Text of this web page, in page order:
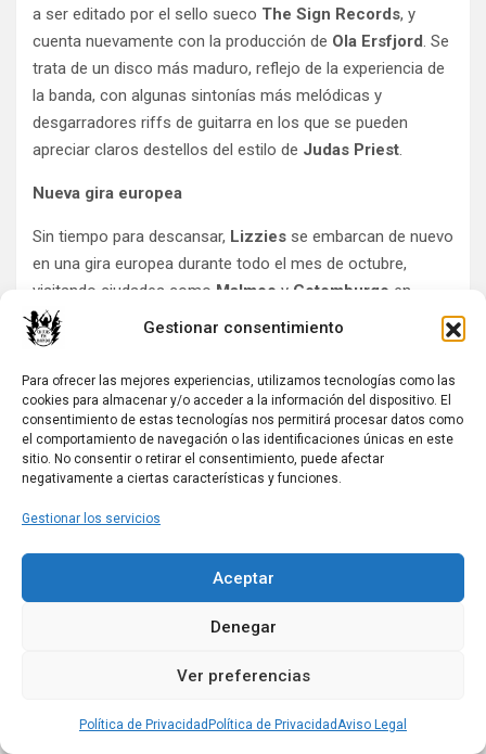
Gestionar consentimiento
Para ofrecer las mejores experiencias, utilizamos tecnologías como las
cookies para almacenar y/o acceder a la información del dispositivo. El
consentimiento de estas tecnologías nos permitirá procesar datos como
el comportamiento de navegación o las identificaciones únicas en este
sitio. No consentir o retirar el consentimiento, puede afectar
negativamente a ciertas características y funciones.
Gestionar los servicios
Aceptar
Denegar
Ver preferencias
Política de Privacidad Política de PrivacidadAviso Legal
a ser editado por el sello sueco The Sign Records, y
cuenta nuevamente con la producción de Ola Ersfjord. Se
trata de un disco más maduro, reflejo de la experiencia de
la banda, con algunas sintonías más melódicas y
desgarradores riffs de guitarra en los que se pueden
apreciar claros destellos del estilo de Judas Priest.
Nueva gira europea
Sin tiempo para descansar, Lizzies se embarcan de nuevo
en una gira europea durante todo el mes de octubre,
visitando ciudades como Malmoe y Gotemburgo en
Suecia
Düsseldorf en Alemania
enChequia
Tilburgo
Países Bajos Southampton
Newcastle
Upon TyneyLondresenReino Unido,París yRennes
enFrancia, yMadrid,Barcelona, Bilbao yBenidorm
(Alicante) enEspaña .
sueco, se editó un vinilo conmemorativo que incluía
entre los que no podían faltarLizzies
perteneciente a su último álbum. El disco, autoeditado por
bandas comoMetalucifer,Ashbury,ThoroDrakar